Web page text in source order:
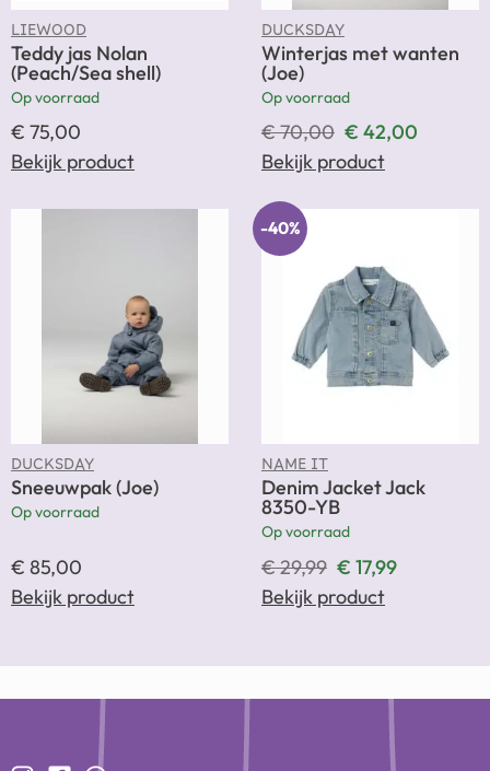
LIEWOOD
Teddy jas Nolan
(Peach/Sea shell)
Op voorraad
€ 75,00
Bekijk product
DUCKSDAY
Winterjas met wanten
(Joe)
Op voorraad
€70,00 € 42,00
Bekijk product
DUCKSDAY
Sneeuwpak (Joe)
Op voorraad
€ 85,00
Bekijk product
-40%
NAME IT
Denim Jacket Jack
8350-YB
Op voorraad
€29,99 € 17,99
Bekijk product